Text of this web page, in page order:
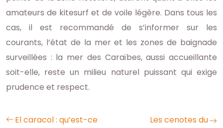
amateurs de kitesurf et de voile légère. Dans tous les
cas, il est recommandé de s’informer sur les
courants, l’état de la mer et les zones de baignade
surveillées : la mer des Caraïbes, aussi accueillante
soit-elle, reste un milieu naturel puissant qui exige
prudence et respect.
El caracol : qu’est-ce
Les cenotes du